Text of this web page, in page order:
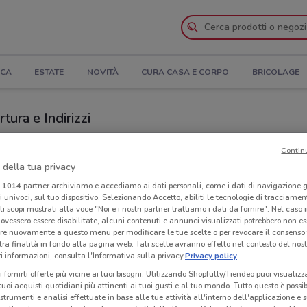
ESTATE NOVITÀ CURA CASA E CORPO BRICOLAGE
e Indirizzi
della tua privacy
1014partner archiviamo e accediamo ai dati personali, come i dati di navigazione
sul tuo dispositivo. Selezionando Accetto, abiliti le tecnologie di
scopi mostrati alla voce "Noi e i nostri partner trattiamo i dati da fornire". Nel caso
essere disabilitate, alcuni contenuti e annunci visualizzati potrebbero non
nuovamente a questo menu per modificare le tue scelte o per revocare il
finalità in fondo alla pagina web. Tali scelte avranno effetto nel contesto del
informazioni, consulta l'Informativa sulla privacy.Privacy policy
fornirti offerte più vicine ai tuoi bisogni: Utilizzando Shopfully/Tiendeo puoi
acquisti quotidiani più attinenti ai tuoi gusti e al tuo mondo. Tutto questo è
e analisi effettuate in base alle tue attività all'interno dell'applicazione e